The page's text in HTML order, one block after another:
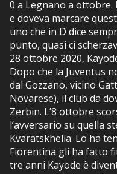
0 a Legnano a ottobre.
e doveva marcare
uno che in D dice
punto, quasi ci
28 ottobre 2020,
Dopo che la Juventus
dal Gozzano, vicino
Novarese), il club da
Zerbin. L’8 ottobre
l’avversario su quella
Kvaratskhelia. Lo ha
Fiorentina gli ha fatto
tre anni Kayode è